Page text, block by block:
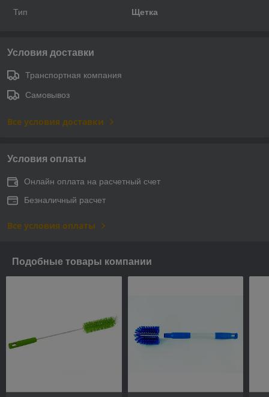
Тип
Щетка
Условия доставки
Транспортная компания
Самовывоз
Все условия доставки
Условия оплаты
Онлайн оплата на расчетный счет
Безналичный расчет
Все условия оплаты
Подобные товары компании